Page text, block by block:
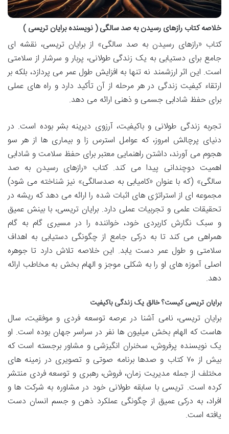
خلاصه کتاب رازهای رسیدن به صد سالگی ( نویسنده برایان تریسی )
کتاب «رازهای رسیدن به صد سالگی» از برایان تریسی، نقشه ای
جامع برای دستیابی به یک زندگی طولانی، پربار و سرشار از سلامتی
است. این اثر ارزشمند نه تنها به افزایش طول عمر می پردازد، بلکه بر
ارتقاء کیفیت زندگی در هر مرحله از آن تأکید دارد و راه های عملی
برای حفظ شادابی جسمی و ذهنی ارائه می دهد.
تجربه زندگی طولانی و باکیفیت، آرزوی دیرینه بشر بوده است. در
دنیای پرچالش امروز، که عوامل استرس زا و بیماری ها از هر سو
هجوم می آورند، داشتن راهنمایی معتبر برای حفظ سلامت و شادابی
اهمیت دوچندانی پیدا می کند. کتاب «رازهای رسیدن به صد
سالگی» (که با عنوان «کامیابی به صدسالگی» نیز شناخته می شود)
مجموعه ای از استراتژی های اثبات شده را ارائه می دهد که ریشه در
تحقیقات علمی و تجربیات عملی دارد. برایان تریسی، با بینش عمیق
و سبک نگارش کاربردی خود، خواننده را در مسیری گام به گام
همراهی می کند تا به درکی جامع از چگونگی دستیابی به اهداف
سلامتی و طول عمر دست یابد. این خلاصه تلاش دارد تا جوهره
اصلی آموزه های او را به شکلی موجز و الهام بخش به مخاطب ارائه
دهد.
برایان تریسی کیست؟ خالق یک زندگی باکیفیت
برایان تریسی، نامی آشنا در عرصه توسعه فردی و موفقیت، سال
هاست که الهام بخش میلیون ها نفر در سراسر جهان بوده است. او
یک نویسنده پرفروش، سخنران انگیزشی و مشاور برجسته است که
بیش از ۷۰ کتاب و صدها برنامه صوتی و تصویری در زمینه های
مختلف از جمله مدیریت زمان، فروش، رهبری و توسعه فردی منتشر
کرده است. تریسی با سابقه طولانی خود در مشاوره به شرکت ها و
افراد، به درکی عمیق از چگونگی عملکرد ذهن و جسم انسان دست
یافته است.